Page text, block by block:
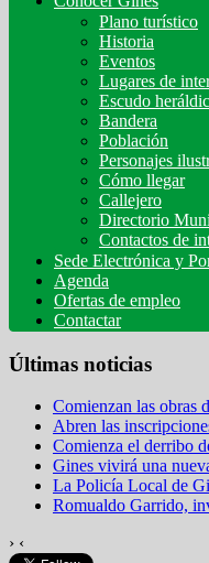
Plano turístico
Historia
Eventos
Lugares de
Escudo
Bandera
Población
Personajes
Cómo llegar
Callejero
Directorio
Contactos de
Sede Electrónica y
Agenda
Ofertas de empleo
Contactar
Últimas noticias
Comienzan las obras
Abren las
Comienza el derribo
Gines vivirá una
La Policía Local de
Romualdo Garrido,
› ‹